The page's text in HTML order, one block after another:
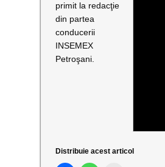
primit la redacţie
din partea
conducerii
INSEMEX
Petroşani.
Distribuie acest articol